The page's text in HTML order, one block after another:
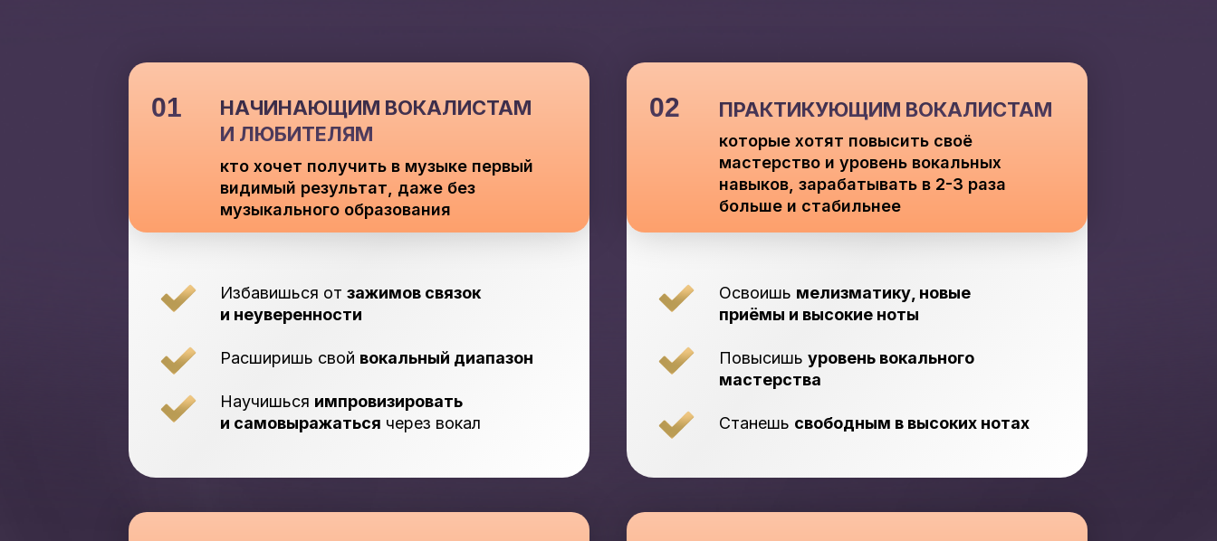
НАЧИНАЮЩИМ ВОКАЛИСТАМ
И ЛЮБИТЕЛЯМ
01
кто хочет получить в музыке первый
видимый результат, даже без
музыкального образования
Избавишься от зажимов связок
и неуверенности
Расширишь свой вокальный диапазон
Научишься импровизировать
и самовыражаться через вокал
ПРАКТИКУЮЩИМ ВОКАЛИСТАМ
02
которые хотят повысить своё
мастерство и уровень вокальных
навыков, зарабатывать в 2-3 раза
больше и стабильнее
Освоишь мелизматику, новые
приёмы и высокие ноты
Повысишь уровень вокального
мастерства
Станешь свободным в высоких нотах